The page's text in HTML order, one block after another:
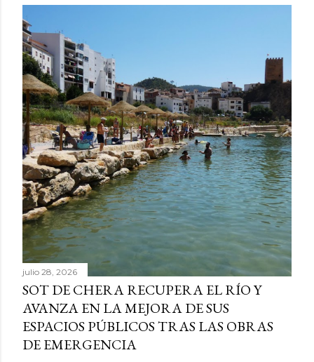
julio 28, 2026
SOT DE CHERA RECUPERA EL RÍO Y
AVANZA EN LA MEJORA DE SUS
ESPACIOS PÚBLICOS TRAS LAS OBRAS
DE EMERGENCIA